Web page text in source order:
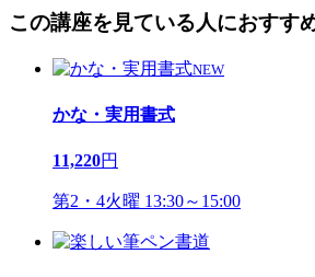
この講座を見ている人におすす
NEW
かな・実用書式
11,220円
第2・4火曜 13:30～15:00